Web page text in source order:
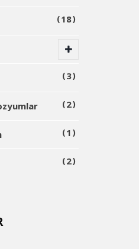
18
3
2
1
2